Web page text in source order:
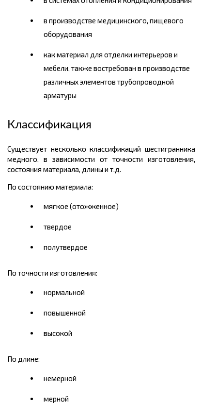
в производстве медицинского, пищевого
оборудования
как материал для отделки интерьеров и
мебели, также востребован в производстве
различных элементов трубопроводной
арматуры
Классификация
Существует несколько классификаций шестигранника
медного, в зависимости от точности изготовления,
состояния материала, длины и т.д.
По состоянию материала:
мягкое (отожженное)
твердое
полутвердое
По точности изготовления:
нормальной
повышенной
высокой
По длине:
немерной
мерной